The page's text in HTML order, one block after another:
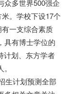
众多世界500强企
。学校下设17个
一支综合素质
具有博士学位的
计划、东方学者
生计划预测全部